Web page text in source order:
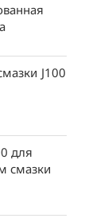
J100
для
смазки